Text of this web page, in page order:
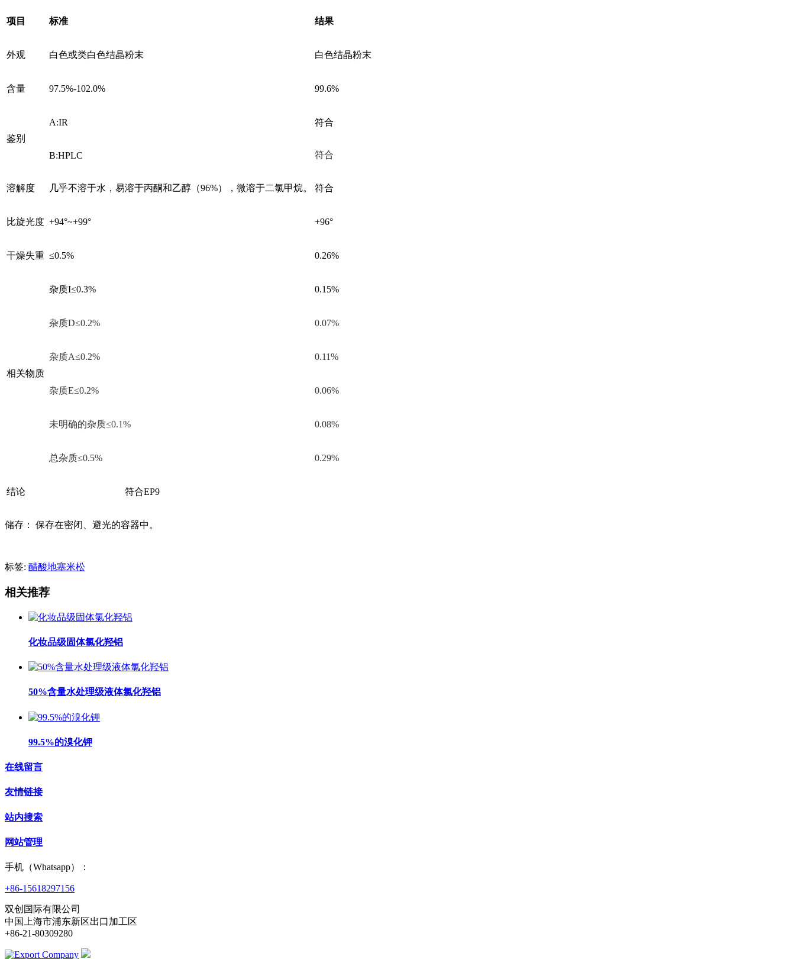
项目 标准 结果
外观 白色或类白色结晶粉末 白色结晶粉末
含量 97.5%-102.0% 99.6%
鉴别
A:IR 符合
B:HPLC 符合
溶解度 几乎不溶于水，易溶于丙酮和乙醇（96%），微溶于二氯甲烷。 符合
比旋光度 +94°~+99° +96°
干燥失重 ≤0.5% 0.26%
相关物质
杂质I≤0.3% 0.15%
杂质D≤0.2% 0.07%
杂质A≤0.2% 0.11%
杂质E≤0.2% 0.06%
未明确的杂质≤0.1% 0.08%
总杂质≤0.5% 0.29%
结论 符合EP9
储存： 保存在密闭、避光的容器中。
标签: 醋酸地塞米松
相关推荐
化妆品级固体氯化羟铝
50%含量水处理级液体氯化羟铝
99.5%的溴化钾
在线留言
友情链接
站内搜索
网站管理
手机（Whatsapp）：
+86-15618297156
双创国际有限公司
中国上海市浦东新区出口加工区
+86-21-80309280